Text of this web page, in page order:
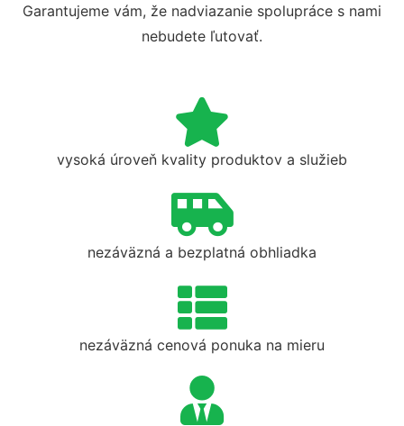
Garantujeme vám, že nadviazanie spolupráce s nami
nebudete ľutovať.
vysoká úroveň kvality produktov a služieb
nezáväzná a bezplatná obhliadka
nezáväzná cenová ponuka na mieru